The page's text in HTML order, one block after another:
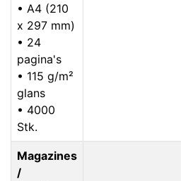
• A4 (210
x 297 mm)
• 24
pagina's
• 115 g/m²
glans
• 4000
Stk.
Magazines
/